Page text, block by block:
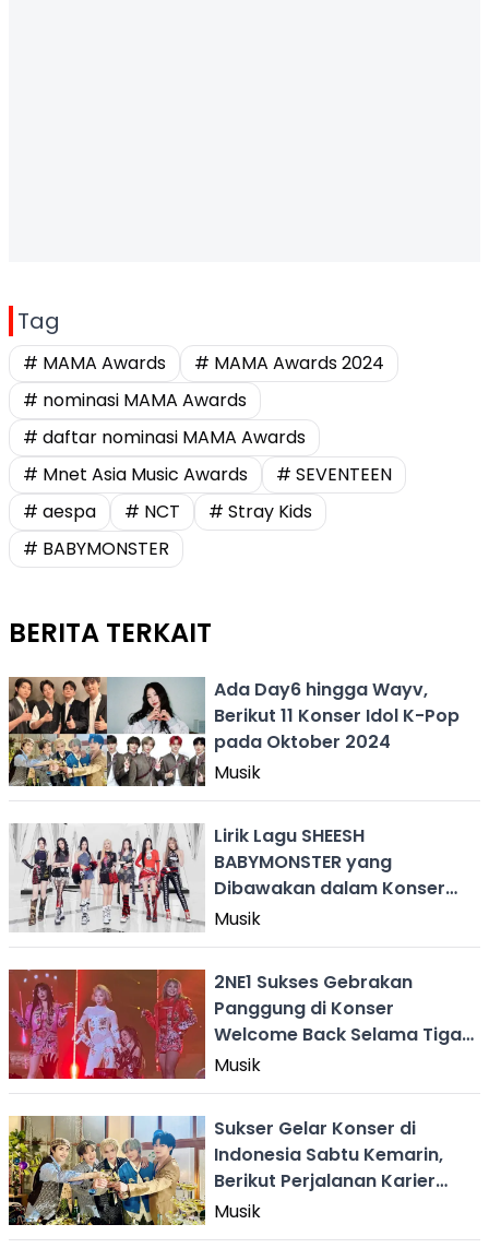
Tag
# MAMA Awards
# MAMA Awards 2024
# nominasi MAMA Awards
# daftar nominasi MAMA Awards
# Mnet Asia Music Awards
# SEVENTEEN
# aespa
# NCT
# Stray Kids
# BABYMONSTER
BERITA TERKAIT
Ada Day6 hingga Wayv,
Berikut 11 Konser Idol K-Pop
pada Oktober 2024
Musik
Lirik Lagu SHEESH
BABYMONSTER yang
Dibawakan dalam Konser
2NE1
Musik
2NE1 Sukses Gebrakan
Panggung di Konser
Welcome Back Selama Tiga
Hari di Seoul
Musik
Sukser Gelar Konser di
Indonesia Sabtu Kemarin,
Berikut Perjalanan Karier
WayV
Musik